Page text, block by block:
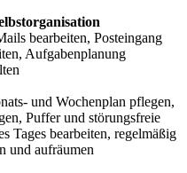
bearbeiten, Posteingang
Aufgabenplanung
und Wochenplan pflegen,
Puffer und störungsfreie
Tages bearbeiten, regelmäßig
und aufräumen